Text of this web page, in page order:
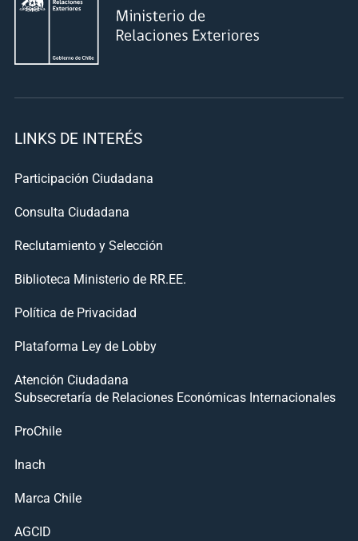
LINKS DE INTERÉS
Participación Ciudadana
Consulta Ciudadana
Reclutamiento y Selección
Biblioteca Ministerio de RR.EE.
Política de Privacidad
Plataforma Ley de Lobby
Atención Ciudadana
Subsecretaría de Relaciones Económicas Internacionales
ProChile
Inach
Marca Chile
AGCID